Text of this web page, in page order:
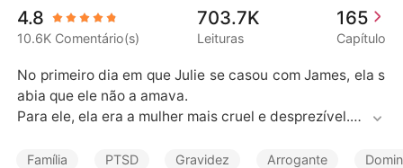
Baixar App
Bilionários
Contos Curtos
4.8
10.6K Comentário(s)
703.7K
Leituras
165
Capítulo
No primeiro dia em que Julie se casou com James, ela s
abia que ele não a amava.
Para ele, ela era a mulher mais cruel e desprezível.
o deles.
Família PTSD Gravidez Arrogante